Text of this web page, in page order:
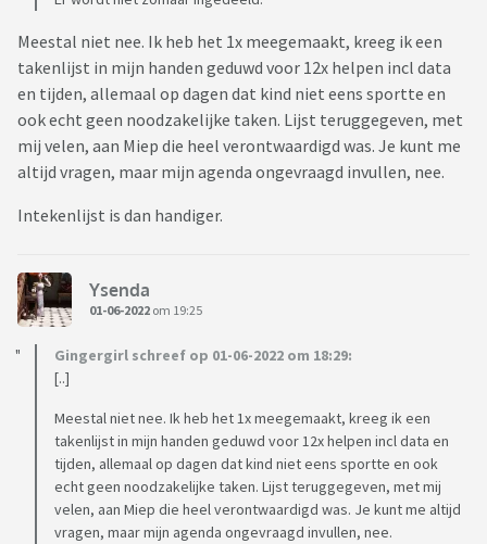
Meestal niet nee. Ik heb het 1x meegemaakt, kreeg ik een
takenlijst in mijn handen geduwd voor 12x helpen incl data
en tijden, allemaal op dagen dat kind niet eens sportte en
ook echt geen noodzakelijke taken. Lijst teruggegeven, met
mij velen, aan Miep die heel verontwaardigd was. Je kunt me
altijd vragen, maar mijn agenda ongevraagd invullen, nee.
Intekenlijst is dan handiger.
Ysenda
01-06-2022 om 19:25
Gingergirl schreef op 01-06-2022 om 18:29:
[..]
Meestal niet nee. Ik heb het 1x meegemaakt, kreeg ik een
takenlijst in mijn handen geduwd voor 12x helpen incl data en
tijden, allemaal op dagen dat kind niet eens sportte en ook
echt geen noodzakelijke taken. Lijst teruggegeven, met mij
velen, aan Miep die heel verontwaardigd was. Je kunt me altijd
vragen, maar mijn agenda ongevraagd invullen, nee.